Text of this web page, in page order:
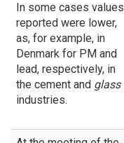
In some cases values
reported were lower,
as, for example, in
Denmark for PM and
lead, respectively, in
the cement and glass
industries.